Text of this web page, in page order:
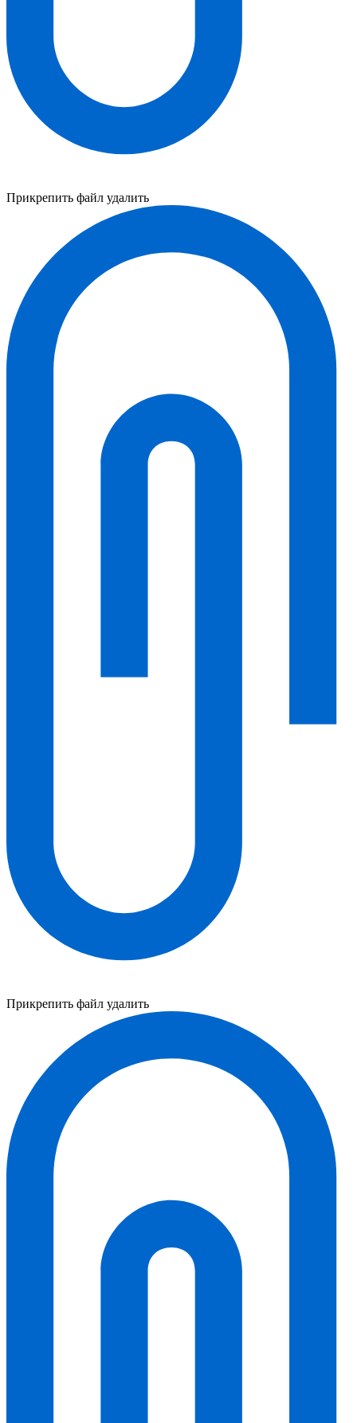
Прикрепить файл удалить
Прикрепить файл удалить